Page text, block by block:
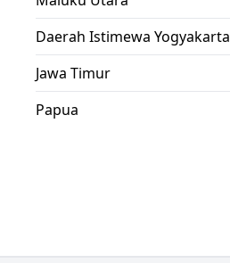
Daerah Istimewa Yogyakarta
Jawa Timur
Papua